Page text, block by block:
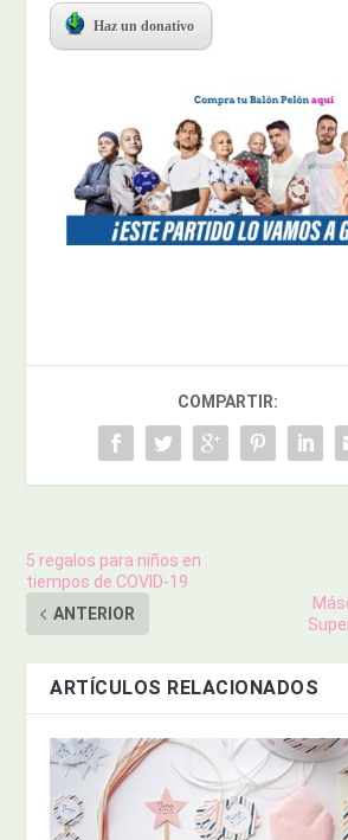
Haz un donativo
COMPARTIR:
5 regalos para niños en
tiempos de COVID-19
ANTERIOR
ARTÍCULOS RELACIONADOS